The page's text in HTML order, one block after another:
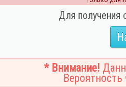
Для получения
* Внимание!